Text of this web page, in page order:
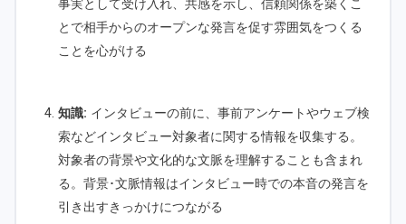
事実として受け入れ、共感を示し、信頼関係を築くこ
とで相手からのオープンな発言を促す雰囲気をつくる
ことを心がける
知識: インタビューの前に、事前アンケートやウェブ検
索などインタビュー対象者に関する情報を収集する。
対象者の背景や文化的な文脈を理解することも含まれ
る。背景･文脈情報はインタビュー時での本音の発言を
引き出すきっかけにつながる